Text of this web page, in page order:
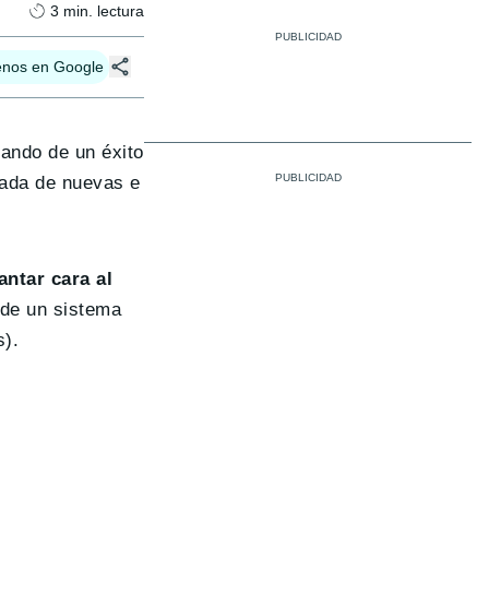
3 min. lectura
en Google
de un éxito
de nuevas e
cara al
un sistema